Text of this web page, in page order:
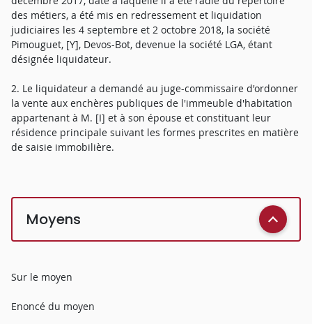
des métiers, a été mis en redressement et liquidation
judiciaires les 4 septembre et 2 octobre 2018, la société
Pimouguet, [Y], Devos-Bot, devenue la société LGA, étant
désignée liquidateur.
2. Le liquidateur a demandé au juge-commissaire d'ordonner
la vente aux enchères publiques de l'immeuble d'habitation
appartenant à M. [I] et à son épouse et constituant leur
résidence principale suivant les formes prescrites en matière
de saisie immobilière.
Moyens
Sur le moyen
Enoncé du moyen